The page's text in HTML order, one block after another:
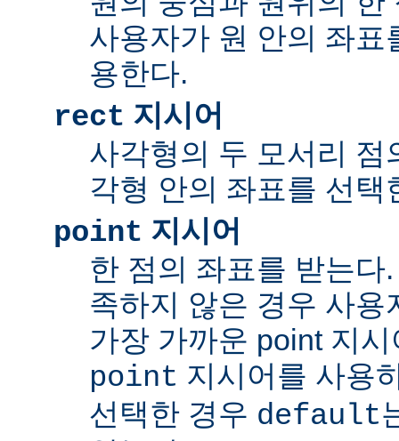
사용자가 원 안의 좌표
용한다.
rect 지시어
사각형의 두 모서리 점
각형 안의 좌표를 선택
point 지시어
한 점의 좌표를 받는다
족하지 않은 경우 사용
가장 가까운 point 지
point 지시어를 사용
선택한 경우 default